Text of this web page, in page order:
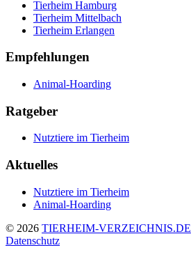
Tierheim Hamburg
Tierheim Mittelbach
Tierheim Erlangen
Empfehlungen
Animal-Hoarding
Ratgeber
Nutztiere im Tierheim
Aktuelles
Nutztiere im Tierheim
Animal-Hoarding
© 2026 TIERHEIM-VERZEICHNIS.DE
Datenschutz